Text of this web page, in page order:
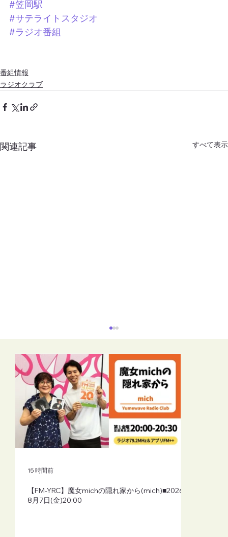
#笠岡駅
#サテライトスタジオ
#ラジオ番組
番組情報
ラジオクラブ
関連記事 すべて表示
【FM-YRC】となりの崎谷(さきや)くん(あ
【FM-YRC】魔女michの隠れ家から(mich)■2026年
8月7日(金)20:00
15 時間前